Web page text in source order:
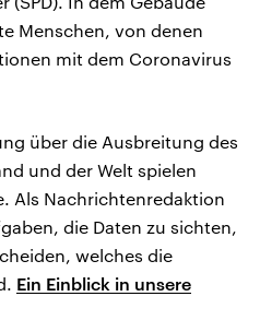
Menschen, von denen
mit dem Coronavirus
über die Ausbreitung des
und der Welt spielen
Als Nachrichtenredaktion
die Daten zu sichten,
welches die
Ein Einblick in unsere